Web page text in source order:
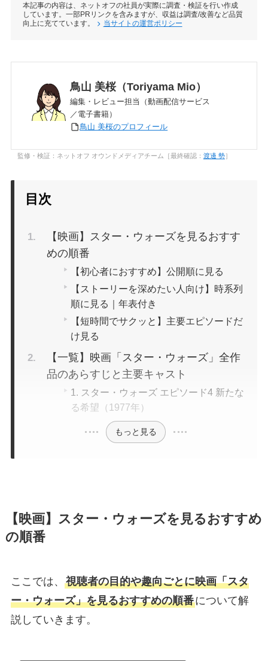
本記事の内容は、ネットオフの社員が実際に調査・検証を行い作成
しています。一部PRリンクを含みますが、収益は調査/改善など品質
向上に充てています。
当サイトの運営ポリシー
鳥山 美桜（Toriyama Mio）
編集・レビュー担当（動画配信サービス
／電子書籍）
鳥山 美桜のプロフィール
監修・検証：ネットオフ オウンドメディアチーム［最終確認： 渡邊 勢］
目次
【映画】スター・ウォーズを見るおすす
めの順番
【初心者におすすめ】公開順に見る
【ストーリーを深めたい人向け】時系列
順に見る｜年表付き
【短時間でサクッと】主要エピソードだ
け見る
【一覧】映画「スター・ウォーズ」全作
品のあらすじと主要キャスト
1. スター・ウォーズ エピソード4 新たな
る希望（1977年）
もっと見る
【映画】スター・ウォーズを見るおすすめ
の順番
ここでは、 視聴者の目的や趣向ごとに映画「スタ
ー・ウォーズ」を見るおすすめの順番について解
説していきます。